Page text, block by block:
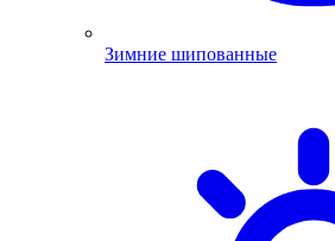
Зимние шипованные